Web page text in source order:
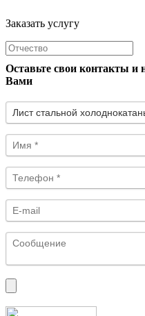
Заказать услугу
Оставьте свои контакты
Вами